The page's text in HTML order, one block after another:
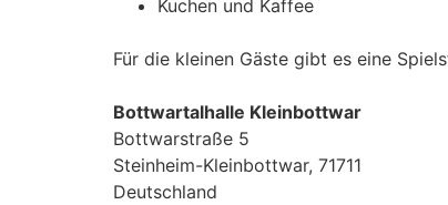
Kuchen und Kaffee
Für die kleinen Gäste gibt es eine
Bottwartalhalle Kleinbottwar
Bottwarstraße 5
Steinheim-Kleinbottwar, 71711
Deutschland